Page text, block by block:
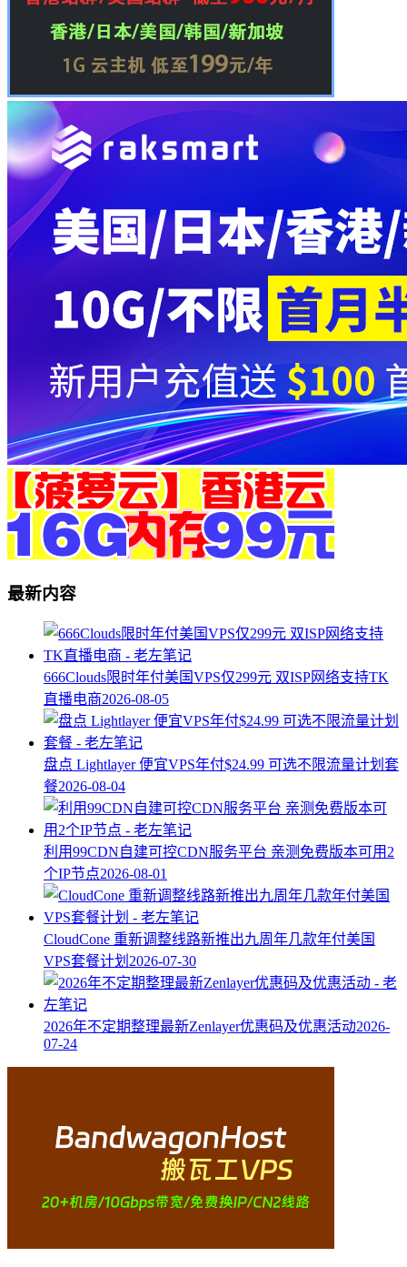
最新内容
666Clouds限时年付美国VPS仅299元 双ISP网络支持TK
直播电商2026-08-05
盘点 Lightlayer 便宜VPS年付$24.99 可选不限流量计划套
餐2026-08-04
利用99CDN自建可控CDN服务平台 亲测免费版本可用2
个IP节点2026-08-01
CloudCone 重新调整线路新推出九周年几款年付美国
VPS套餐计划 2026-07-30
2026年不定期整理最新Zenlayer优惠码及优惠活动2026-
07-24